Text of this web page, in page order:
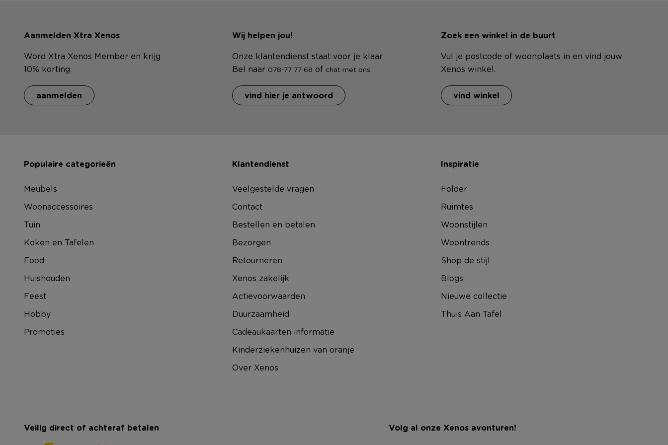
Aanmelden Xtra Xenos
Word Xtra Xenos Member en krijg
10% korting
aanmelden
Wij helpen jou!
Onze klantendienst staat voor je klaar.
Bel naar 078-77 77 68 of chat met ons.
vind hier je antwoord
Zoek een winkel in de buurt
Vul je postcode of woonplaats in en vind jouw
Xenos winkel.
vind winkel
Populaire categorieën
Meubels
Woonaccessoires
Tuin
Koken en Tafelen
Food
Huishouden
Feest
Hobby
Promoties
Klantendienst
Veelgestelde vragen
Contact
Bestellen en betalen
Bezorgen
Retourneren
Xenos zakelijk
Actievoorwaarden
Duurzaamheid
Cadeaukaarten informatie
Kinderziekenhuizen van oranje
Over Xenos
Inspiratie
Folder
Ruimtes
Woonstijlen
Woontrends
Shop de stijl
Blogs
Nieuwe collectie
Thuis Aan Tafel
Veilig direct of achteraf betalen Volg al onze Xenos avonturen!